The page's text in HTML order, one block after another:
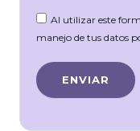
Al utilizar este
manejo de tus datos